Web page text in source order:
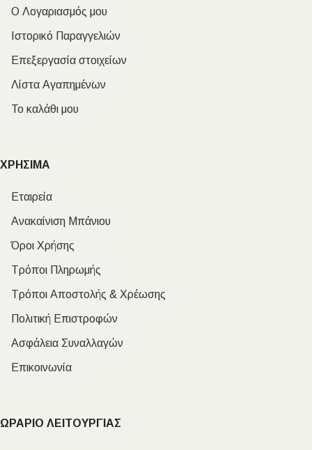
Ο Λογαριασμός μου
Ιστορικό Παραγγελιών
Επεξεργασία στοιχείων
Λίστα Αγαπημένων
Το καλάθι μου
ΧΡΗΣΙΜΑ
Εταιρεία
Ανακαίνιση Μπάνιου
Όροι Χρήσης
Τρόποι Πληρωμής
Τρόποι Αποστολής & Χρέωσης
Πολιτική Επιστροφών
Ασφάλεια Συναλλαγών
Επικοινωνία
ΩΡΑΡΙΟ ΛΕΙΤΟΥΡΓΙΑΣ